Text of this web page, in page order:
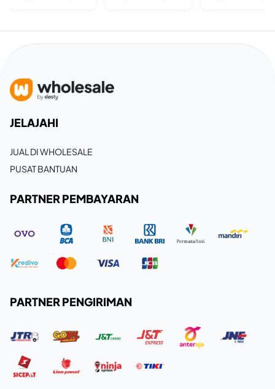
JELAJAHI
JUAL DI WHOLESALE
PUSAT BANTUAN
PARTNER PEMBAYARAN
PARTNER PENGIRIMAN